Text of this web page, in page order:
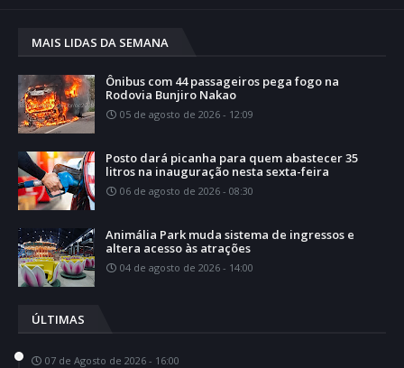
MAIS LIDAS DA SEMANA
Ônibus com 44 passageiros pega fogo na
Rodovia Bunjiro Nakao
05 de agosto de 2026 - 12:09
Posto dará picanha para quem abastecer 35
litros na inauguração nesta sexta-feira
06 de agosto de 2026 - 08:30
Animália Park muda sistema de ingressos e
altera acesso às atrações
04 de agosto de 2026 - 14:00
ÚLTIMAS
07 de Agosto de 2026 - 16:00